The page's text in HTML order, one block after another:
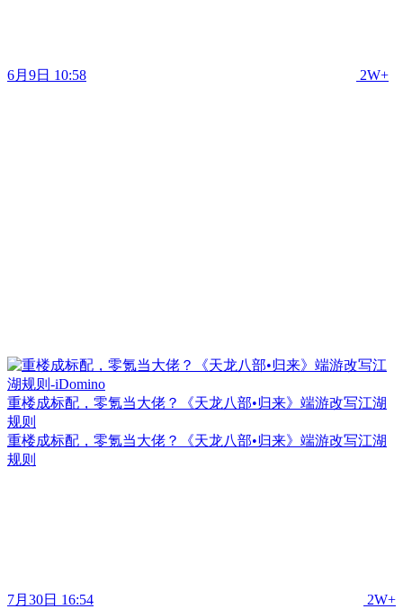
6月9日 10:58 2W+
重楼成标配，零氪当大佬？《天龙八部•归来》端游改写江湖
规则
重楼成标配，零氪当大佬？《天龙八部•归来》端游改写江湖
规则
7月30日 16:54 2W+